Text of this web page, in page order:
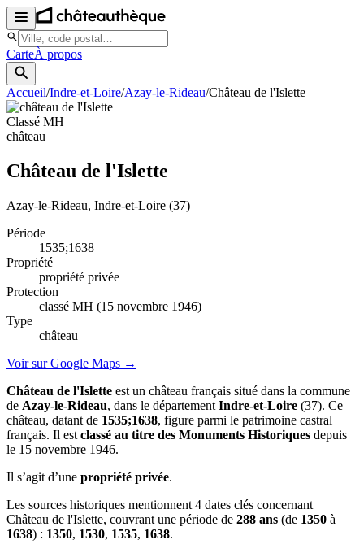
CarteÀ propos
Accueil/Indre-et-Loire/Azay-le-Rideau/Château de l'Islette
Classé MH
château
Château de l'Islette
Azay-le-Rideau, Indre-et-Loire (37)
Période
1535;1638
Propriété
propriété privée
Protection
classé MH (15 novembre 1946)
Type
château
Voir sur Google Maps →
Château de l'Islette est un château français situé dans la commune
de Azay-le-Rideau, dans le département Indre-et-Loire (37). Ce
château, datant de 1535;1638, figure parmi le patrimoine castral
français. Il est classé au titre des Monuments Historiques depuis
le 15 novembre 1946.
Il s’agit d’une propriété privée.
Les sources historiques mentionnent 4 dates clés concernant
Château de l'Islette, couvrant une période de 288 ans (de 1350 à
1638) : 1350, 1530, 1535, 1638.